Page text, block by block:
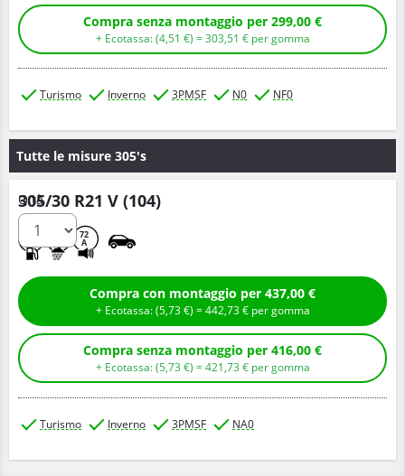
Compra senza montaggio per 299,00 €
+ Ecotassa: (4,51 € ) =303,51 € per gomma
Turismo Inverno 3PMSF N0 NF0
Tutte le misure 305's
305/30 R21 V (104)
72
A
Q.tà
Compra con montaggio per 437,00 €
+ Ecotassa: (5,73€ ) =442,73€ per gomma
Compra senza montaggio per 416,00 €
+ Ecotassa: (5,73 € ) =421,73 € per gomma
Turismo Inverno 3PMSF NA0